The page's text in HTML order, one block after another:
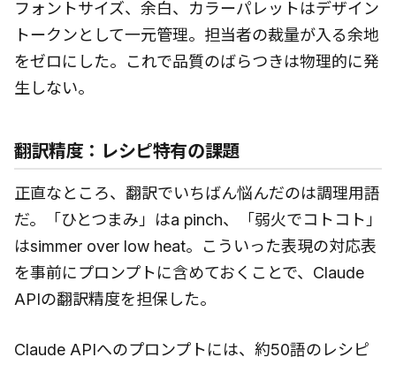
フォントサイズ、余白、カラーパレットはデザイン
トークンとして一元管理。担当者の裁量が入る余地
をゼロにした。これで品質のばらつきは物理的に発
生しない。
翻訳精度：レシピ特有の課題
正直なところ、翻訳でいちばん悩んだのは調理用語
だ。「ひとつまみ」はa pinch、「弱火でコトコト」
はsimmer over low heat。こういった表現の対応表
を事前にプロンプトに含めておくことで、Claude
APIの翻訳精度を担保した。
Claude APIへのプロンプトには、約50語のレシピ